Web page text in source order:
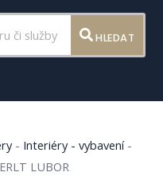
HLEDAT
- Interiéry - vybavení-
LUBOR